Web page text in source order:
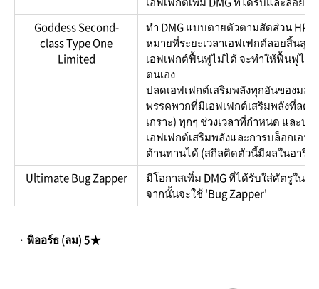
Goddess Second-
class Type One
Limited
ทำ DMG แบบตายตัวตามสัดส่วน HP
หมายที่ระยะเวลาเอฟเฟกต์ลอยสิ้นสุด
เอฟเฟกต์ฟื้นฟูไม่ได้ จะทำให้ฟื้นฟูไม่
ตนเอง
ปลดเอฟเฟกต์เสริมพลังทุกอันของมอ
พรรคพวกที่มีเอฟเฟกต์เสริมพลังที่ลด
เกราะ) ทุกๆ ช่วงเวลาที่กำหนด และบ
เอฟเฟกต์เสริมพลังและการบล็อกเอฟ
ต้านทานได้ (สกิลติดตัวนี้มีผลในอารี
Ultimate Bug Zapper
มีโอกาสเพิ่ม DMG ที่ได้รับใส่ศัตรูใน
จากนั้นจะใช้ 'Bug Zapper'
· พิออร์ธ (ลม) 5★